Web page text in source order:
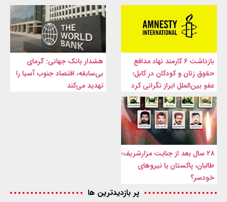
بازداشت ۶ کارمند نهاد مدافع
حقوق زنان و کودکان در کابل؛
عفو بین‌الملل ابراز نگرانی کرد
هشدار بانک جهانی: گرمای
بی‌سابقه، اقتصاد جنوب آسیا را
تهدید می‌کند
۲۸ سال بعد از جنایت مزارشریف؛
طالبان، پاکستان یا نیروهای
خودسر؟
پر بازدیدترین ها